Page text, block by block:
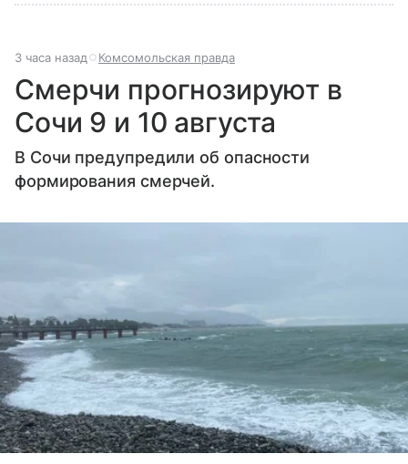
3 часа назад Комсомольская правда
Смерчи прогнозируют в
Сочи 9 и 10 августа
В Сочи предупредили об опасности
формирования смерчей.